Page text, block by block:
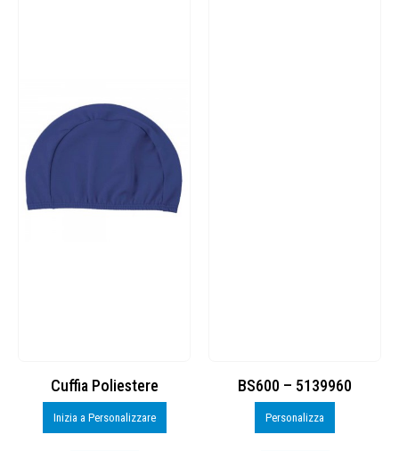
Cuffia Poliestere
Inizia a Personalizzare
BS600 – 5139960
Personalizza